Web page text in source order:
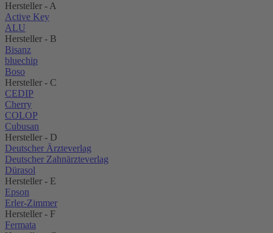
Hersteller - A
Active Key
ALU
Hersteller - B
Bisanz
bluechip
Boso
Hersteller - C
CEDIP
Cherry
COLOP
Cubusan
Hersteller - D
Deutscher Ärzteverlag
Deutscher Zahnärzteverlag
Dürasol
Hersteller - E
Epson
Erler-Zimmer
Hersteller - F
Fermata